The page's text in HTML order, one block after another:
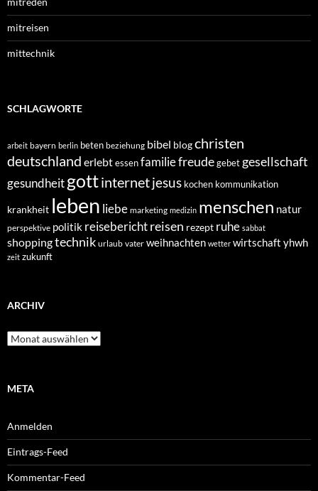
mitreisen
mittechnik
SCHLAGWORTE
arbeit bayern berlin beten beziehung bibel blogchristen
deutschland erlebtessenfamiliefreudegebet gesellschaft
gesundheitgottinternetjesus kochen kommunikation
krankheit leben liebe marketing medizin menschen natur
perspektive politik reiseberichtreisen rezept ruhe sabbat
shoppingtechnik urlaub vater weihnachten wetter wirtschaft yhwh
zeit zukunft
ARCHIV
Archiv
META
Anmelden
Eintrags-Feed
Kommentar-Feed